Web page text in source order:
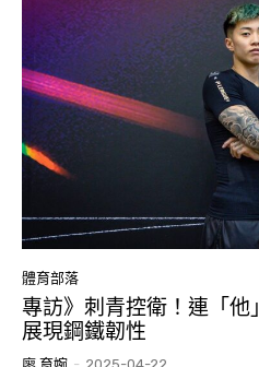
體育部落
專訪》刺青控衛！連「他
展現鋼鐵韌性